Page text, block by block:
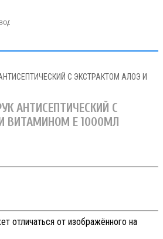
С ЭКСТРАКТОМ АЛОЭ И
АНТИСЕПТИЧЕСКИЙ С
ВИТАМИНОМ Е 1000МЛ
отличаться от изображённого на